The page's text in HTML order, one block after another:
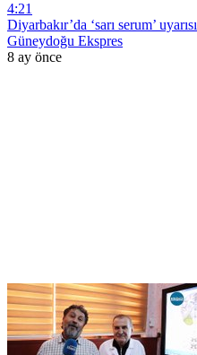
4:21
Diyarbakır’da ‘sarı serum’ uyarısı
Güneydoğu Ekspres
8 ay önce